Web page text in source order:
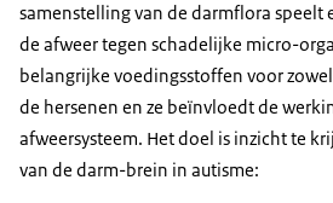
samenstelling van de darmflora speelt
de afweer tegen schadelijke micro-
belangrijke voedingsstoffen voor
de hersenen en ze beïnvloedt de
afweersysteem. Het doel is inzicht te
van de darm-brein in autisme: